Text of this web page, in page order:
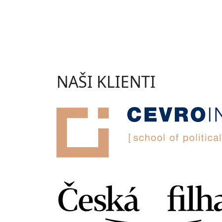
NAŠI KLIENTI